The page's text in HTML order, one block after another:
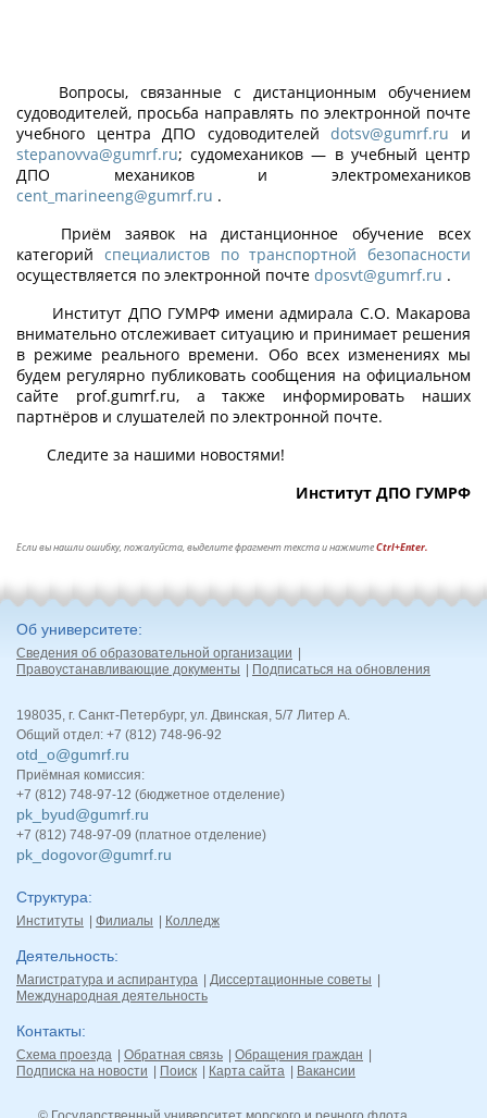
Вопросы, связанные с дистанционным обучением
судоводителей, просьба направлять по электронной почте
учебного центра ДПО судоводителейdotsv@gumrf.ru и
stepanovva@gumrf.ru; судомехаников — в учебный центр
ДПО механиков и электромехаников
cent_marineeng@gumrf.ru .
Приём заявок на дистанционное обучение всех
категорий специалистов по транспортной безопасности
осуществляется по электронной почте dposvt@gumrf.ru .
Институт ДПО ГУМРФ имени адмирала С.О. Макарова
внимательно отслеживает ситуацию и принимает решения
в режиме реального времени. Обо всех изменениях мы
будем регулярно публиковать сообщения на официальном
сайте prof.gumrf.ru, а также информировать наших
партнёров и слушателей по электронной почте.
Следите за нашими новостями!
Институт ДПО ГУМРФ
Если вы нашли ошибку, пожалуйста, выделите фрагмент текста и нажмитеCtrl+Enter.
Об университете
Сведения об образовательной организации
Правоустанавливающие документы
Подписаться на обновления
198035, г. Санкт-Петербург, ул. Двинская, 5/7 Литер А.
Общий отдел: +7 (812) 748-96-92
otd_o@gumrf.ru
Приёмная комиссия:
+7 (812) 748-97-12 (бюджетное отделение)
pk_byud@gumrf.ru
+7 (812) 748-97-09 (платное отделение)
pk_dogovor@gumrf.ru
Структура
Институты Филиалы Колледж
Деятельность
Магистратура и аспирантура
Диссертационные советы
Международная деятельность
Контакты
Схема проезда Обратная связь
Обращения граждан
Подписка на новости
Поиск Карта сайта Вакансии